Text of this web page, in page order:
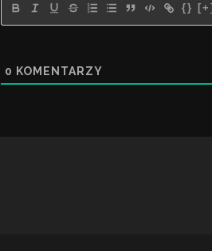
{} [+]
0 KOMENTARZY